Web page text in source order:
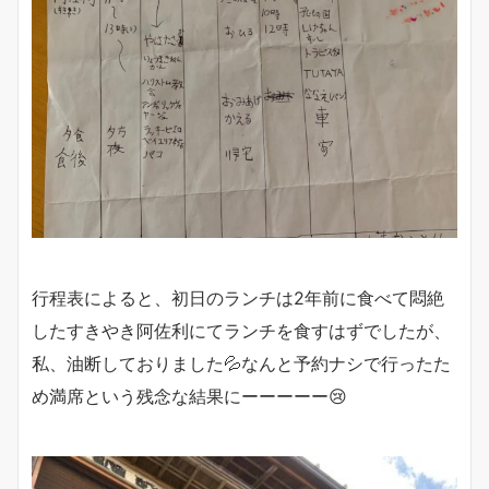
行程表によると、初日のランチは2年前に食べて悶絶
したすきやき阿佐利にてランチを食すはずでしたが、
私、油断しておりました💦なんと予約ナシで行ったた
め満席という残念な結果にーーーーー😢